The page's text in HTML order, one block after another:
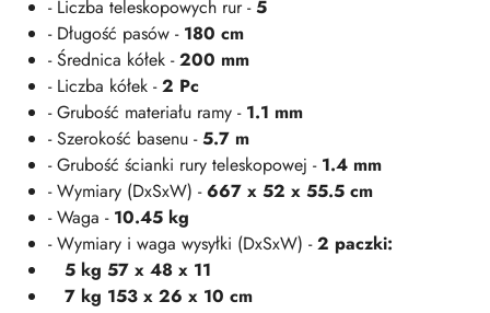
- Liczba teleskopowych rur -5
- Długość pasów - 180 cm
- Średnica kółek -200 mm
- Liczba kółek -2 Pc
- Grubość materiału ramy - 1.1 mm
- Szerokość basenu -5.7 m
- Grubość ścianki rury teleskopowej - 1.4 mm
- Wymiary (DxSxW) -667 x 52 x 55.5 cm
- Waga - 10.45 kg
- Wymiary i waga wysyłki (DxSxW) -2 paczki:
5 kg 57 x 48 x 11
7 kg 153 x 26 x 10 cm